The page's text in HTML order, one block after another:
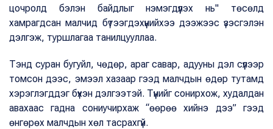
цочролд бэлэн байдлыг нэмэгдүүлэх нь" төсөлд
хамрагдсан малчид бүтээгдэхүүнийхээ дээжээс үзэсгэлэн
дэлгэж, туршлагаа танилцууллаа.
Тэнд суран бугуйл, чөдөр, араг савар, адууны дэл сүүлээр
томсон дээс, эмээл хазаар гээд малчдын өдөр тутамд
хэрэглэгддэг бүхэн дэлгээтэй. Түүнийг сонирхож, худалдан
авахаас гадна сониучирхаж “өөрөө хийнэ дээ” гээд
өнгөрөх малчдын хөл тасрахгүй.